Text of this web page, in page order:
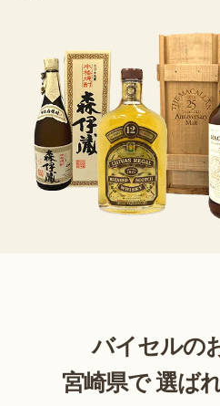
バイセルの
宮崎県で 選ば